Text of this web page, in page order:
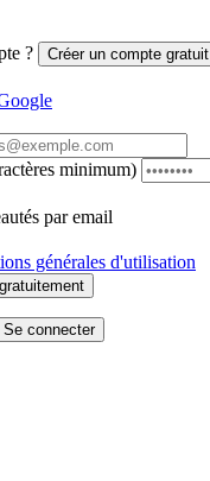
? Créer un compte gratuit
minimum)
par email
générales d'utilisation
Se connecter